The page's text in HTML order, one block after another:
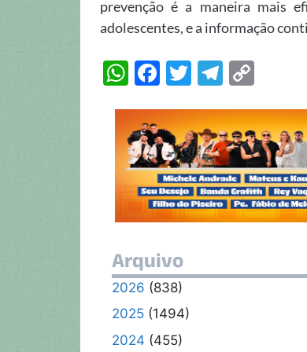
prevenção é a maneira mais
adolescentes, e a informação
W
at
s
A
p
p
F
e
b
o
o
k
T
itt
er
T
e
gr
a
m
p
y
Li
n
k
Arquivo
2026 (838)
2025 (1494)
2024 (455)